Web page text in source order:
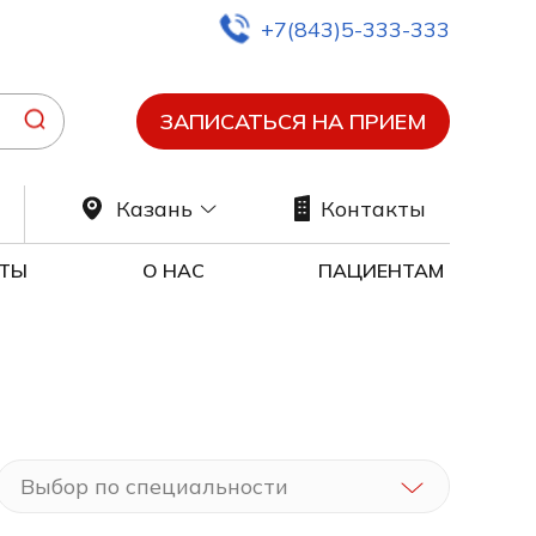
+7(843)5-333-333
ЗАПИСАТЬСЯ НА ПРИЕМ
Казань Контакты
О НАС ПАЦИЕНТАМ
Выбор по специальности